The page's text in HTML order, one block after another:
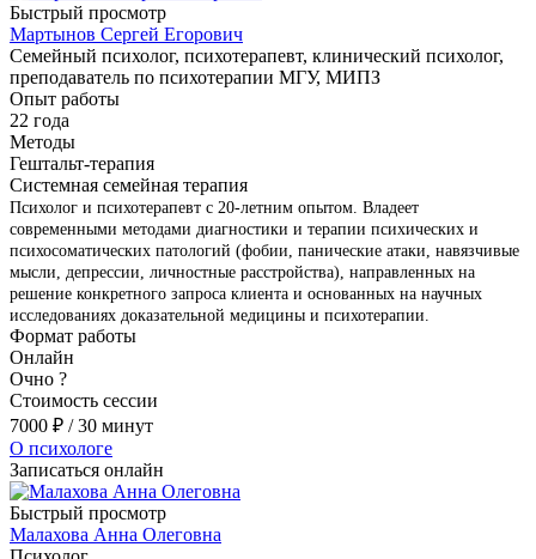
Быстрый просмотр
Мартынов Сергей Егорович
Семейный психолог, психотерапевт, клинический психолог,
преподаватель по психотерапии МГУ, МИПЗ
Опыт работы
22 года
Методы
Гештальт-терапия
Системная семейная терапия
Психолог и психотерапевт с 20-летним опытом. Владеет
современными методами диагностики и терапии психических и
психосоматических патологий (фобии, панические атаки, навязчивые
мысли, депрессии, личностные расстройства), направленных на
решение конкретного запроса клиента и основанных на научных
исследованиях доказательной медицины и психотерапии.
Формат работы
Онлайн
Очно ?
Стоимость сессии
7000 ₽ / 30 минут
О психологе
Записаться онлайн
Быстрый просмотр
Малахова Анна Олеговна